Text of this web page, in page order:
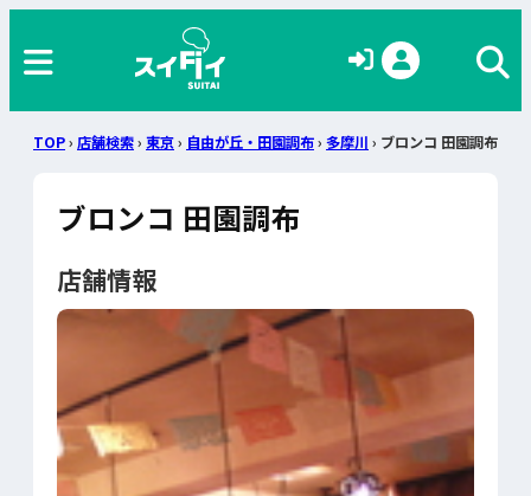
TOP› 店舗検索› 東京› 自由が丘・田園調布› 多摩川 › ブロンコ 田園調布
ブロンコ 田園調布
店舗情報